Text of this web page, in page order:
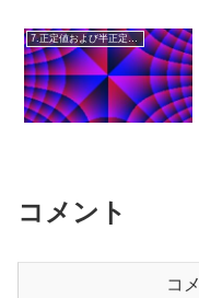
7.正定値および半正定値行列
コメント
コ